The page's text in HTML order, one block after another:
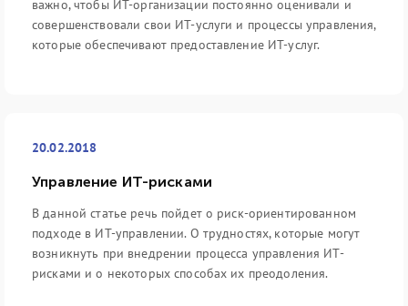
важно, чтобы ИТ-организации постоянно оценивали и
совершенствовали свои ИТ-услуги и процессы управления,
которые обеспечивают предоставление ИТ-услуг.
20.02.2018
Управление ИТ-рисками
В данной статье речь пойдет о риск-ориентированном
подходе в ИТ-управлении. О трудностях, которые могут
возникнуть при внедрении процесса управления ИТ-
рисками и о некоторых способах их преодоления.